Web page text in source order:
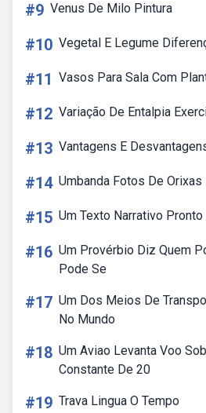
#9 Venus De Milo Pintura
#10 Vegetal E Legume
#11 Vasos Para Sala Com
#12 Variação De Entalpia
#13 Vantagens E
#14 Umbanda Fotos De Orixas
#15 Um Texto Narrativo
#16 Um Provérbio Diz Quem
Pode Se
#17 Um Dos Meios De
No Mundo
#18 Um Aviao Levanta Voo
Constante De 20
#19 Trava Lingua O Tempo